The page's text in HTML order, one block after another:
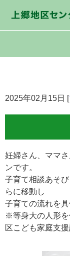
2025年02月15日 [
妊婦さん、ママ
ンです。
子育て相談あそ
らに移動し
子育ての流れを
※等身大の人形を
区こども家庭支